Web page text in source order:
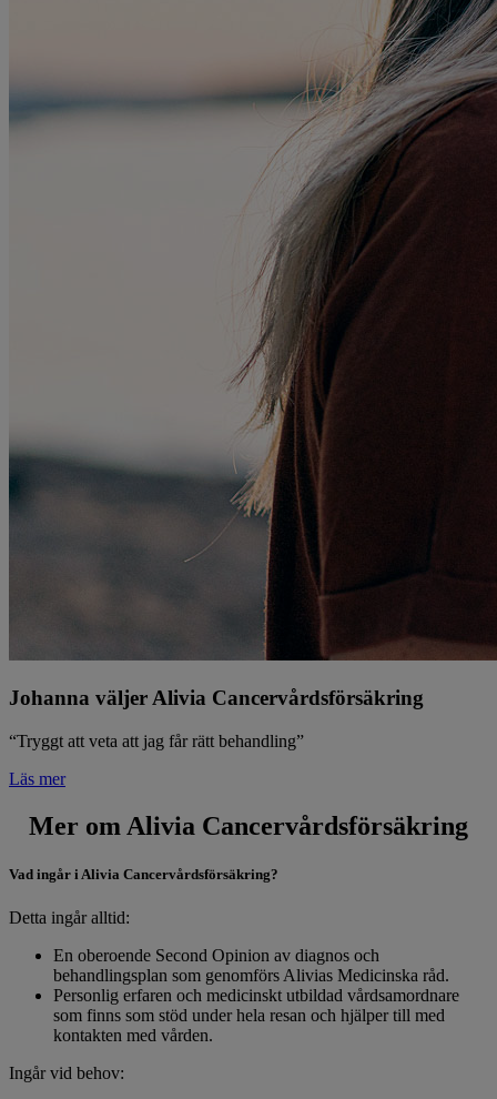
Johanna väljer Alivia Cancervårdsförsäkring
“Tryggt att veta att jag får rätt behandling”
Läs mer
Mer om Alivia Cancervårdsförsäkring
Vad ingår i Alivia Cancervårdsförsäkring?
Detta ingår alltid:
En oberoende Second Opinion av diagnos och
behandlingsplan som genomförs Alivias Medicinska råd.
Personlig erfaren och medicinskt utbildad vårdsamordnare
som finns som stöd under hela resan och hjälper till med
kontakten med vården.
Ingår vid behov: